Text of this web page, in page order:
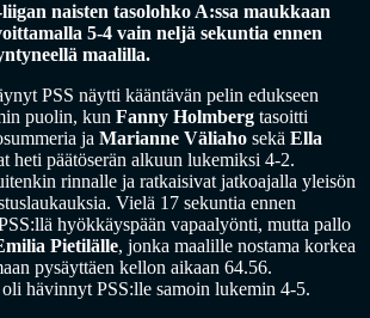
naisten tasolohko A:ssa maukkaan
5-4 vain neljä sekuntia ennen
maalilla.
PSS näytti kääntävän pelin edukseen
puolin, kun Fanny Holmberg tasoitti
ja Marianne Väliaho sekä Ella
heti päätöserän alkuun lukemiksi 4-2.
rinnalle ja ratkaisivat jatkoajalla yleisön
Vielä 17 sekuntia ennen
hyökkäyspään vapaalyönti, mutta pallo
Pietilälle, jonka maalille nostama korkea
pysäyttäen kellon aikaan 64.56.
hävinnyt PSS:lle samoin lukemin 4-5.